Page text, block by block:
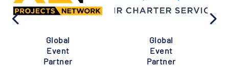
Global
Event
Partner
Global
Event
Partner